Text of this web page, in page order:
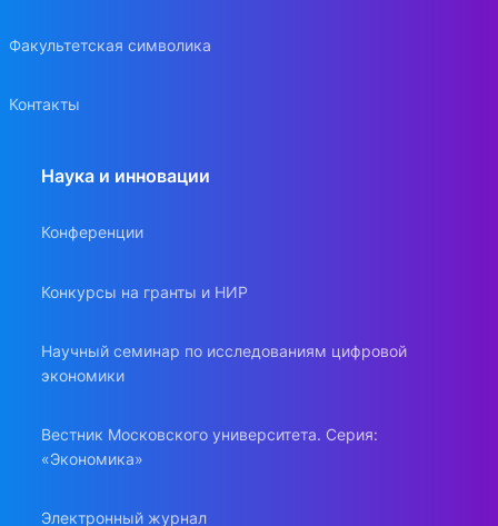
Факультетская символика
Контакты
Наука и инновации
Конференции
Конкурсы на гранты и НИР
Научный семинар по исследованиям цифровой
экономики
Вестник Московского университета. Серия:
«Экономика»
Электронный журнал